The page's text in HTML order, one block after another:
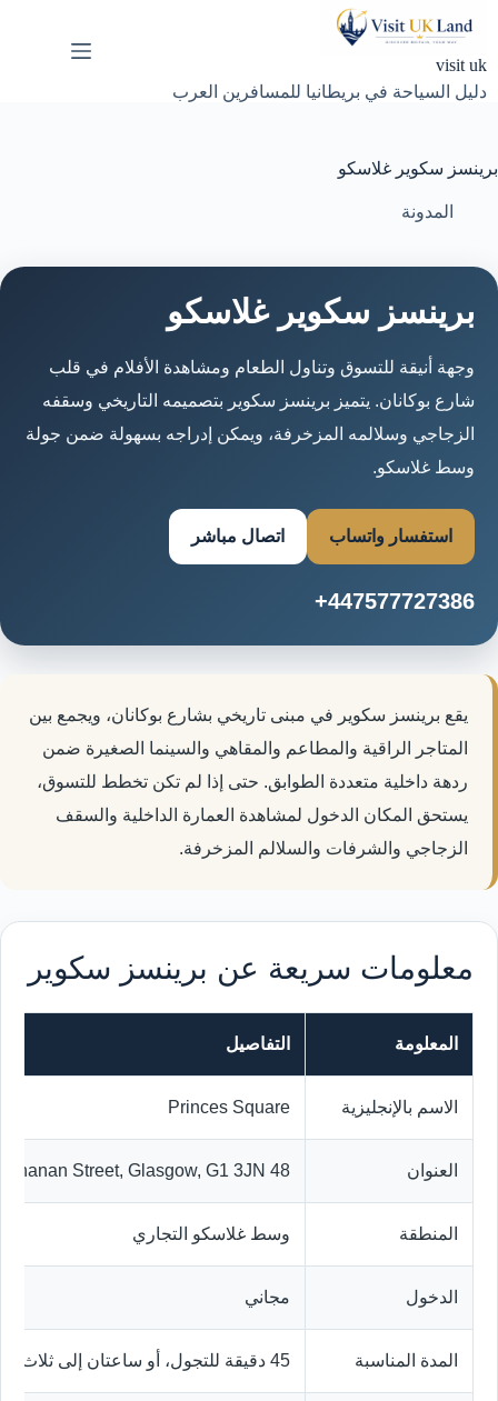
visit uk
دليل السياحة في بريطانيا للمسافرين العرب
برينسز سكوير غلاسكو
المدونة
برينسز سكوير غلاسكو
وجهة أنيقة للتسوق وتناول الطعام ومشاهدة الأفلام في قلب
شارع بوكانان. يتميز برينسز سكوير بتصميمه التاريخي وسقفه
الزجاجي وسلالمه المزخرفة، ويمكن إدراجه بسهولة ضمن جولة
وسط غلاسكو.
استفسار واتساب اتصال مباشر
+447577727386
يقع برينسز سكوير في مبنى تاريخي بشارع بوكانان، ويجمع بين
المتاجر الراقية والمطاعم والمقاهي والسينما الصغيرة ضمن
ردهة داخلية متعددة الطوابق. حتى إذا لم تكن تخطط للتسوق،
يستحق المكان الدخول لمشاهدة العمارة الداخلية والسقف
الزجاجي والشرفات والسلالم المزخرفة.
معلومات سريعة عن برينسز سكوير
المعلومة التفاصيل
الاسم بالإنجليزية Princes Square
العنوان 48 Buchanan Street, Glasgow, G1 3JN
المنطقة وسط غلاسكو التجاري
الدخول مجاني
المدة المناسبة 45 دقيقة للتجول، أو ساعتان إلى ثلاث ساعات مع الطعام والسينما